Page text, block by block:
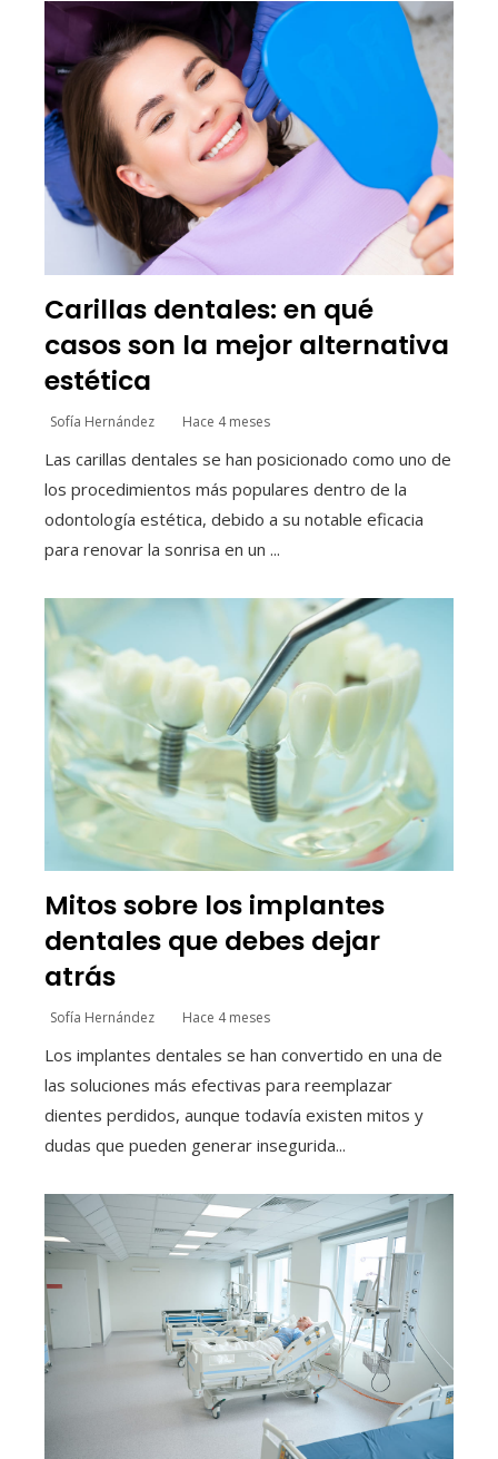
Carillas dentales: en qué
casos son la mejor alternativa
estética
Sofía Hernández Hace 4 meses
Las carillas dentales se han posicionado como uno de
los procedimientos más populares dentro de la
odontología estética, debido a su notable eficacia
para renovar la sonrisa en un ...
Mitos sobre los implantes
dentales que debes dejar
atrás
Sofía Hernández Hace 4 meses
Los implantes dentales se han convertido en una de
las soluciones más efectivas para reemplazar
dientes perdidos, aunque todavía existen mitos y
dudas que pueden generar insegurida...